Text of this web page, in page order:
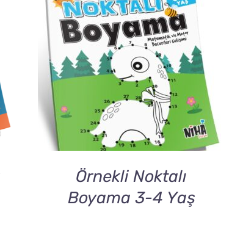
DETAILS
Örnekli Noktalı
Boyama 3-4 Yaş